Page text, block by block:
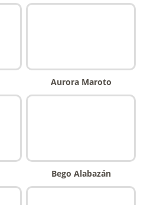
Aurora Maroto
Bego Alabazán